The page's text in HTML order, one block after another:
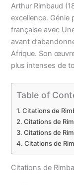
Arthur Rimbaud
excellence. Génie
française avec
avant
Afrique. Son
plus intenses de
Table of
Citations de
Citations de
Citations de
Citations de
Citations de